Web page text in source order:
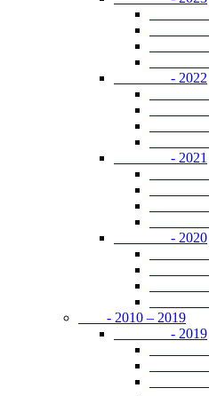
-
-
-
-
- 2022
-
-
-
-
- 2021
-
-
-
-
- 2020
-
-
-
-
- 2010 – 2019
- 2019
-
-
-